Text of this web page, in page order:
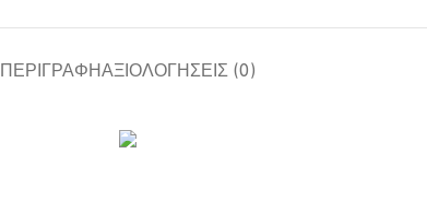
ΠΕΡΙΓΡΑΦΉΑΞΙΟΛΟΓΉΣΕΙΣ (0)